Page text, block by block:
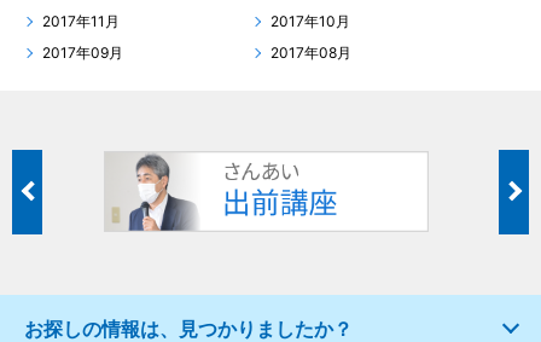
2017年11月
2017年10月
2017年09月
2017年08月
お探しの情報は、見つかりましたか？